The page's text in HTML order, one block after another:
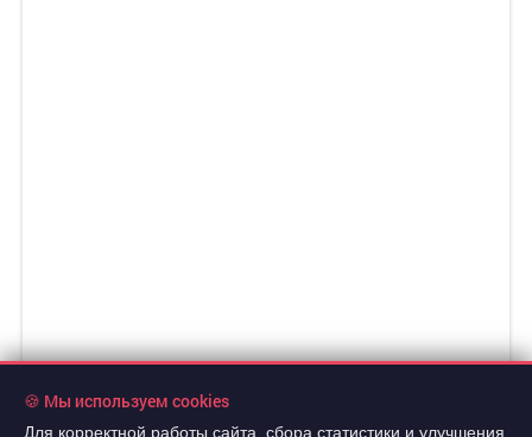
🍪 Мы используем cookies
Для корректной работы сайта, сбора статистики и улучшения